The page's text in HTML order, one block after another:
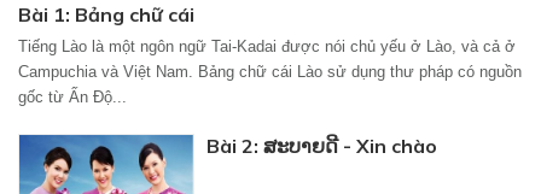
Bài 1: Bảng chữ cái
Tiếng Lào là một ngôn ngữ Tai-Kadai được nói chủ yếu ở Lào, và cả ở
Campuchia và Việt Nam. Bảng chữ cái Lào sử dụng thư pháp có nguồn
gốc từ Ấn Độ...
Bài 2: ສະບາຍດີ - Xin chào